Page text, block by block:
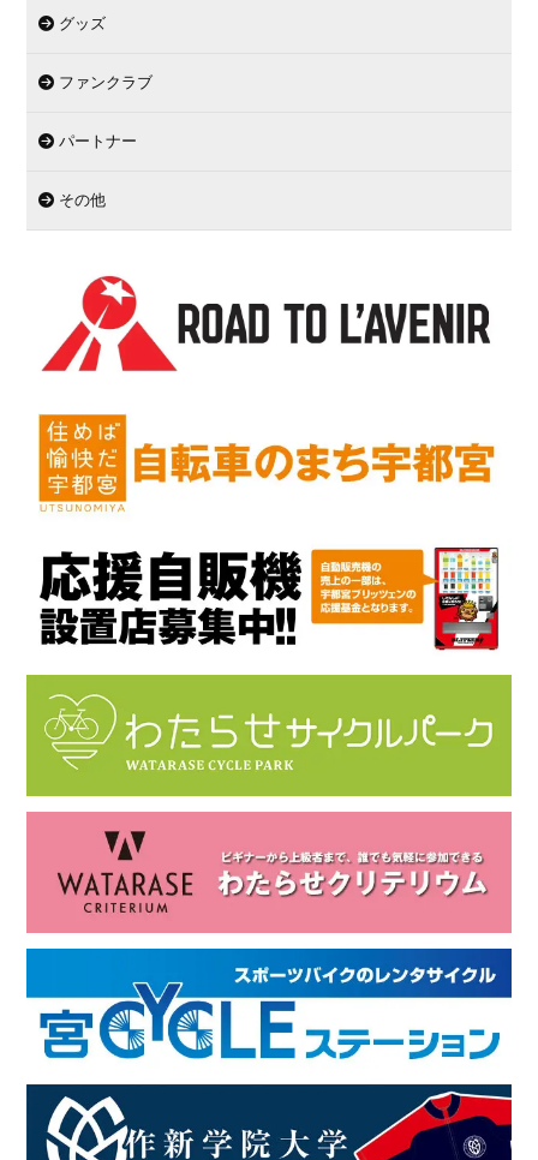
グッズ
ファンクラブ
パートナー
その他